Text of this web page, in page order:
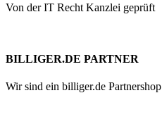
Von der IT Recht Kanzlei geprüft
BILLIGER.DE PARTNER
Wir sind ein billiger.de Partnershop